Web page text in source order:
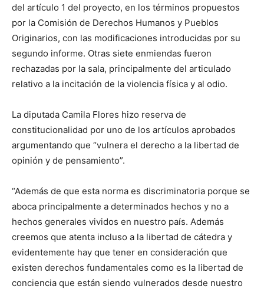
del artículo 1 del proyecto, en los términos propuestos
por la Comisión de Derechos Humanos y Pueblos
Originarios, con las modificaciones introducidas por su
segundo informe. Otras siete enmiendas fueron
rechazadas por la sala, principalmente del articulado
relativo a la incitación de la violencia física y al odio.
La diputada Camila Flores hizo reserva de
constitucionalidad por uno de los artículos aprobados
argumentando que “vulnera el derecho a la libertad de
opinión y de pensamiento”.
“Además de que esta norma es discriminatoria porque se
aboca principalmente a determinados hechos y no a
hechos generales vividos en nuestro país. Además
creemos que atenta incluso a la libertad de cátedra y
evidentemente hay que tener en consideración que
existen derechos fundamentales como es la libertad de
conciencia que están siendo vulnerados desde nuestro